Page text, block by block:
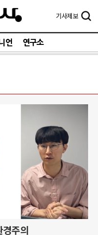
기사제보
언 연구소
경주의